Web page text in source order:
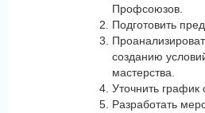
Профсоюзов.
Подготовить
созданию
мастерства.
Уточнить график
Разработать